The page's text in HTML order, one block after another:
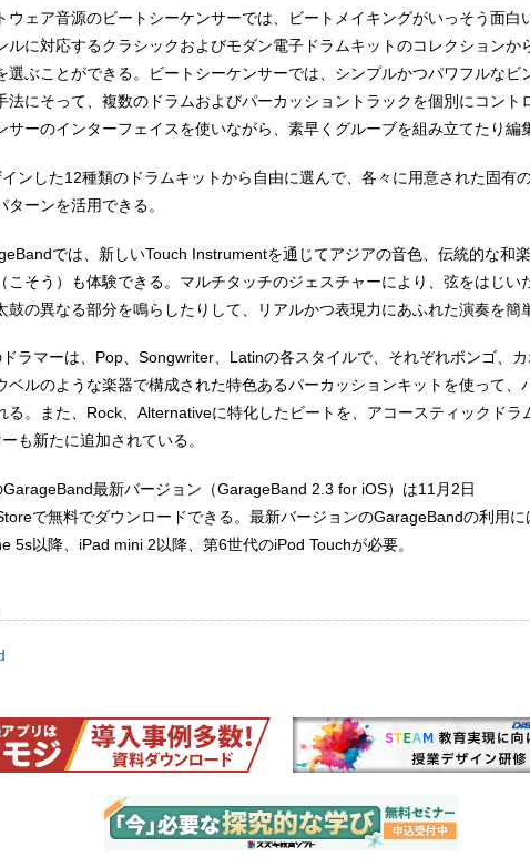
ウェア音源のビートシーケンサーでは、ビートメイキングがいっそう面白
ルに対応するクラシックおよびモダン電子ドラムキットのコレクションか
選ぶことができる。ビートシーケンサーでは、シンプルかつパワフルなビ
法にそって、複数のドラムおよびパーカッショントラックを個別にコント
サーのインターフェイスを使いながら、素早くグルーブを組み立てたり編
ンした12種類のドラムキットから自由に選んで、各々に用意された固有
ターンを活用できる。
では、新しいTouch Instrumentを通じてアジアの音色、伝統的な和楽
こそう）も体験できる。マルチタッチのジェスチャーにより、弦をはじい
鼓の異なる部分を鳴らしたりして、リアルかつ表現力にあふれた演奏を簡
ラマーは、Pop、Songwriter、Latinの各スタイルで、それぞれボンゴ、
ベルのような楽器で構成された特色あるパーカッションキットを使って、
る。また、Rock、Alternativeに特化したビートを、アコースティックドラ
も新たに追加されている。
GarageBand最新バージョン（GarageBand 2.3 for iOS）は11月2日
で無料でダウンロードできる。最新バージョンのGarageBandの利用に
5s以降、iPad mini 2以降、第6世代のiPod Touchが必要。